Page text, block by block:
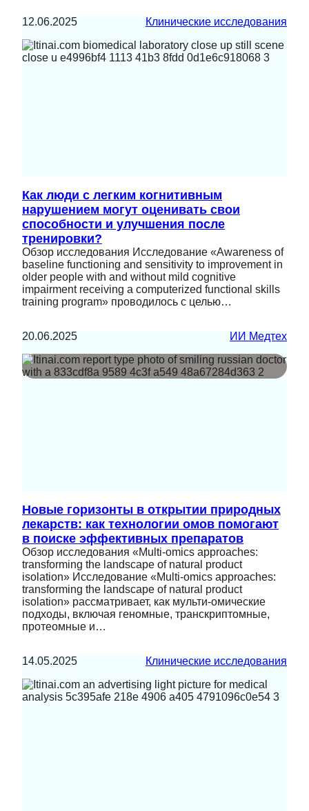
12.06.2025 Клинические исследования
Как люди с легким когнитивным
нарушением могут оценивать свои
способности и улучшения после
тренировки?
Обзор исследования Исследование «Awareness of
baseline functioning and sensitivity to improvement in
older people with and without mild cognitive
impairment receiving a computerized functional skills
training program» проводилось с целью…
20.06.2025 ИИ Медтех
Новые горизонты в открытии природных
лекарств: как технологии омов помогают
в поиске эффективных препаратов
Обзор исследования «Multi-omics approaches:
transforming the landscape of natural product
isolation» Исследование «Multi-omics approaches:
transforming the landscape of natural product
isolation» рассматривает, как мульти-омические
подходы, включая геномные, транскриптомные,
протеомные и…
14.05.2025 Клинические исследования